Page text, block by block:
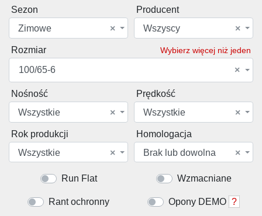
Sezon
×
Zimowe
Producent
×
Wszyscy
Rozmiar Wybierz więcej niż jeden
×
100/65-6
Nośność
×
Wszystkie
Prędkość
×
Wszystkie
Rok produkcji
×
Wszystkie
Homologacja
×
Brak lub dowolna
Run Flat Wzmacniane
Rant ochronny Opony DEMO ?